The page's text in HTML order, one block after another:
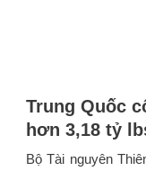
Trung Quốc
hơn 3,18 tỷ
Bộ Tài nguyên